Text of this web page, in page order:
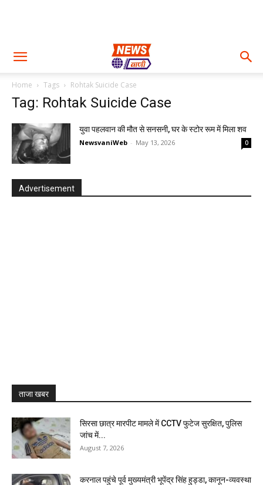
Home Tags Rohtak Suicide Case
Tag: Rohtak Suicide Case
युवा पहलवान की मौत से सनसनी, घर के स्टोर रूम में मिला शव
NewsvaniWeb - May 13, 2026 0
Advertisement
ताजा खबर
सिरसा छात्र मारपीट मामले में CCTV फुटेज सुरक्षित, पुलिस
जांच में...
August 7, 2026
करनाल पहुंचे पूर्व मुख्यमंत्री भूपेंद्र सिंह हुड्डा, कानून-व्यवस्था